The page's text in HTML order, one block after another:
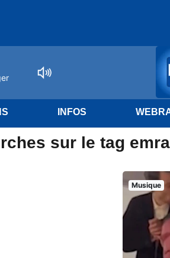
INFOS
sur le tag
Musique